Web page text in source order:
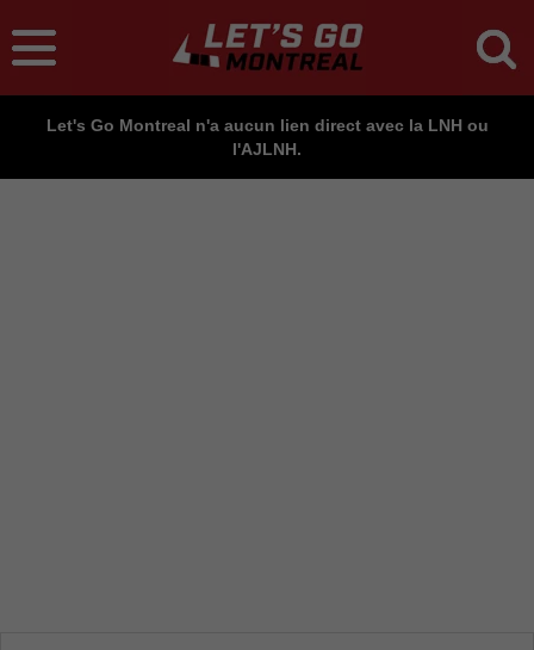
Let's Go Montreal n'a aucun lien direct avec la LNH ou
l'AJLNH.